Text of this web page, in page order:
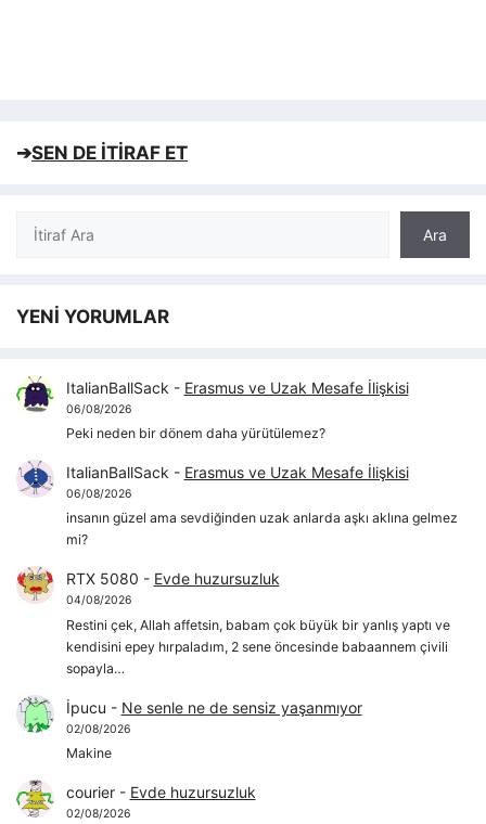
➔SEN DE İTİRAF ET
Ara
Ara
YENİ YORUMLAR
ItalianBallSack - Erasmus ve Uzak Mesafe İlişkisi
06/08/2026
Peki neden bir dönem daha yürütülemez?
ItalianBallSack - Erasmus ve Uzak Mesafe İlişkisi
06/08/2026
insanın güzel ama sevdiğinden uzak anlarda aşkı aklına gelmez
mi?
RTX 5080 - Evde huzursuzluk
04/08/2026
Restini çek, Allah affetsin, babam çok büyük bir yanlış yaptı ve
kendisini epey hırpaladım, 2 sene öncesinde babaannem çivili
sopayla…
İpucu - Ne senle ne de sensiz yaşanmıyor
02/08/2026
Makine
courier- Evde huzursuzluk
02/08/2026